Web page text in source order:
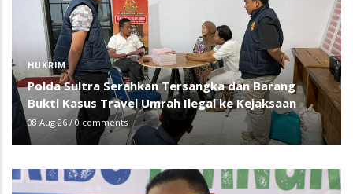
HUKRIM
Polda Sultra Serahkan Tersangka dan Barang
Bukti Kasus Travel Umrah Ilegal ke Kejaksaan
08 Aug 26 / 0 comments